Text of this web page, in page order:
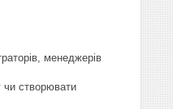
менеджерів
чи створювати